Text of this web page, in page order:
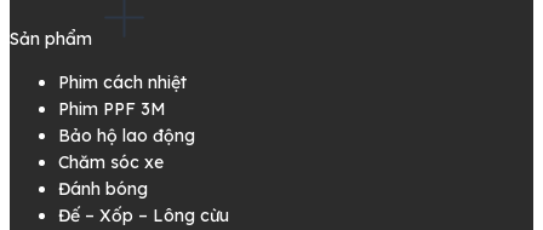
Sản phẩm
Phim cách nhiệt
Phim PPF 3M
Bảo hộ lao động
Chăm sóc xe
Đánh bóng
Đế – Xốp – Lông cừu